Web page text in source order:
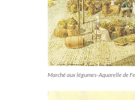
Marché aux légumes-Aquarelle de